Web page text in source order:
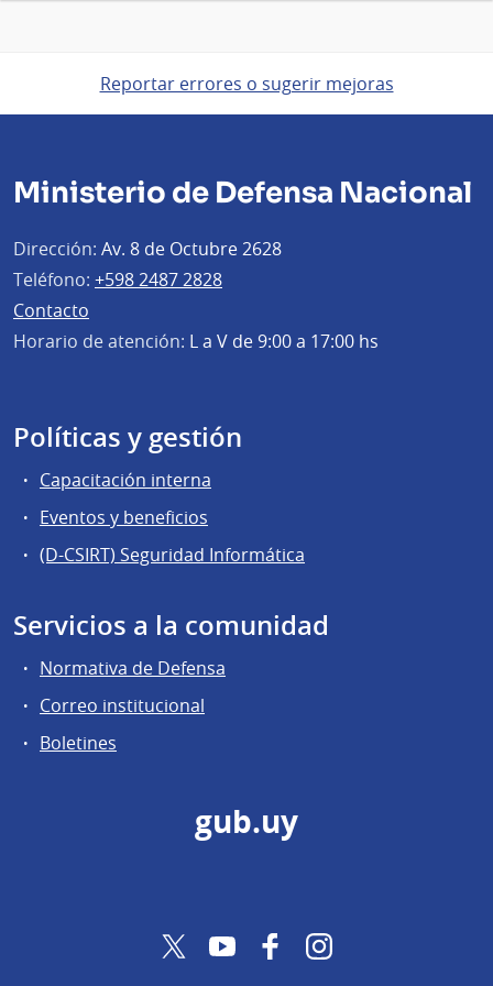
Reportar errores o sugerir mejoras
Ministerio de Defensa Nacional
Dirección: Av. 8 de Octubre 2628
Teléfono: +598 2487 2828
Contacto
Horario de atención: L a V de 9:00 a 17:00 hs
Políticas y gestión
Capacitación interna
Eventos y beneficios
(D-CSIRT) Seguridad Informática
Servicios a la comunidad
Normativa de Defensa
Correo institucional
Boletines
gub.uy
TwitterYouTubeFacebookInstagram